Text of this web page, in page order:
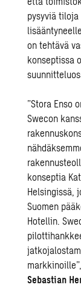
pysyviä
on tehtävä
konseptissa
”Stora Enso
Swecon
konseptia
Helsingissä,
Suomen
Hotellin.
Sebastian